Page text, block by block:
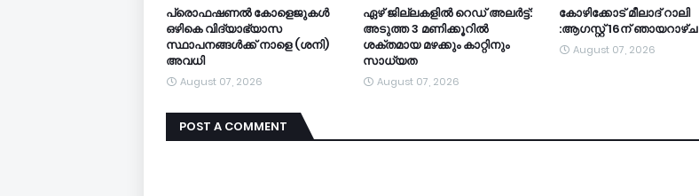
പ്രൊഫഷണൽ കോളെജുകൾ
ഒഴികെ വിദ്യാഭ്യാസ
സ്ഥാപനങ്ങൾക്ക് നാളെ (ശനി)
അവധി
August 07, 2026
ഏഴ് ജില്ലകളില്‍ റെഡ് അലര്‍ട്ട്:
അടുത്ത 3 മണിക്കൂറിൽ
ശക്തമായ മഴക്കും കാറ്റിനും
സാധ്യത
August 07, 2026
കോഴിക്കോട് മീലാദ് റാലി
:ആഗസ്റ്റ് 16ന് ഞായറാഴ്ച
August 07, 2026
POST A COMMENT